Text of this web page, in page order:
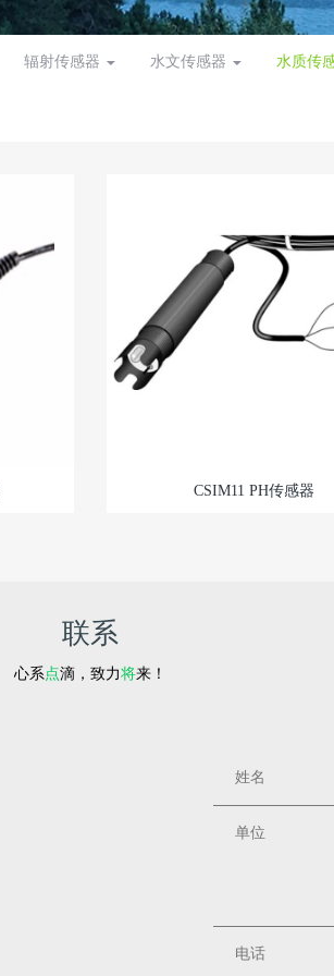
辐射传感器 水文传感器 水质传
CSIM11 PH传感器
联系
心系点滴，致力将来！